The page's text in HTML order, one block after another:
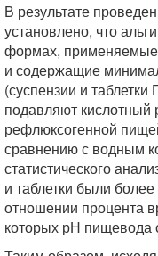
В результате
установлено, что
формах,
и содержащие
(суспензии и
подавляют
рефлюксогенной
сравнению с водным
статистического
и таблетки были
отношении процента
которых рН пищевода